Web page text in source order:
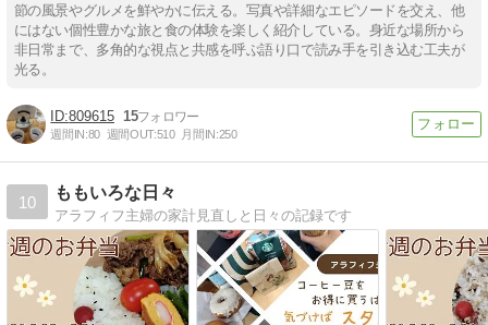
節の風景やグルメを鮮やかに伝える。写真や詳細なエピソードを交え、他
にはない個性豊かな旅と食の体験を楽しく紹介している。身近な場所から
非日常まで、多角的な視点と共感を呼ぶ語り口で読み手を引き込む工夫が
光る。
809615 15
週間IN:80 週間OUT:510 月間IN:250
10
ももいろな日々
アラフィフ主婦の家計見直しと日々の記録です